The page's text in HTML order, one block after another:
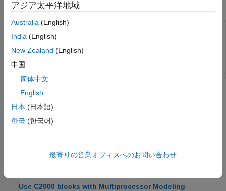
ツール
Builder
ハードウェ
ア マッピ
ング
モデル内のタスクとペリフェラルをハードウェ
トピック
プロセッサインループ (PIL) シミュレーション
Loop ( PIL)シミュレーション手法。
Use C2000 blocks with Multiprocessor Modeling
アジア太平洋地域
Australia (English)
India (English)
New Zealand (English)
中国
简体中文
English
日本 (日本語)
한국 (한국어)
最寄りの営業オフィスへのお問い合わせ